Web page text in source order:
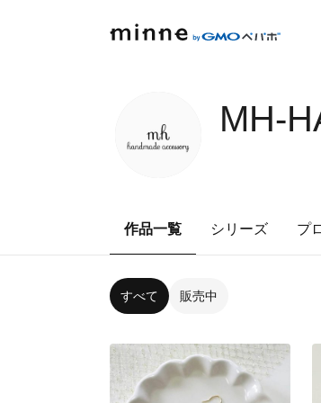
MH-
作品一覧 シリーズ プ
すべて 販売中